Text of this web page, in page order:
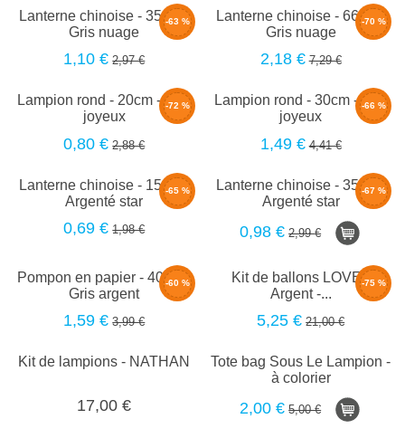
-63 %
Lanterne chinoise - 35cm -
Gris nuage
1,10 € 2,97 €
-70 %
Lanterne chinoise - 66cm -
Gris nuage
2,18 € 7,29 €
-72 %
Lampion rond - 20cm - Gris
joyeux
0,80 € 2,88 €
-66 %
Lampion rond - 30cm - Gris
joyeux
1,49 € 4,41 €
-65 %
Lanterne chinoise - 15cm -
Argenté star
0,69 € 1,98 €
-67 %
Lanterne chinoise - 35cm -
Argenté star
0,98 € 2,99 €
-60 %
Pompon en papier - 40cm -
Gris argent
1,59 € 3,99 €
-75 %
Kit de ballons LOVE -
Argent -...
5,25 € 21,00 €
Kit de lampions - NATHAN
17,00 €
Tote bag Sous Le Lampion -
à colorier
2,00 € 5,00 €